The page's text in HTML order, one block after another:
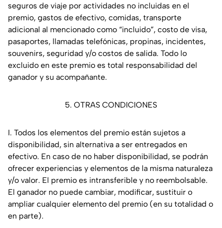
seguros de viaje por actividades no incluidas en el
premio, gastos de efectivo, comidas, transporte
adicional al mencionado como “incluido”, costo de visa,
pasaportes, llamadas telefónicas, propinas, incidentes,
souvenirs, seguridad y/o costos de salida. Todo lo
excluido en este premio es total responsabilidad del
ganador y su acompañante.
5. OTRAS CONDICIONES
I. Todos los elementos del premio están sujetos a
disponibilidad, sin alternativa a ser entregados en
efectivo. En caso de no haber disponibilidad, se podrán
ofrecer experiencias y elementos de la misma naturaleza
y/o valor. El premio es intransferible y no reembolsable.
El ganador no puede cambiar, modificar, sustituir o
ampliar cualquier elemento del premio (en su totalidad o
en parte).